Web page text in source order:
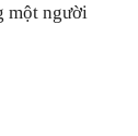
một người